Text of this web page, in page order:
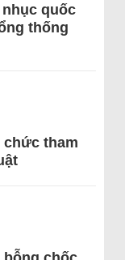
quốc
thống
chức tham